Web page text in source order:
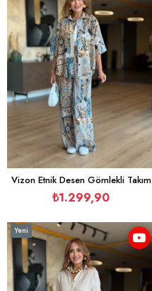
Vizon Etnik Desen Gömlekli Takım
₺1.299,90
Yeni
Ürün